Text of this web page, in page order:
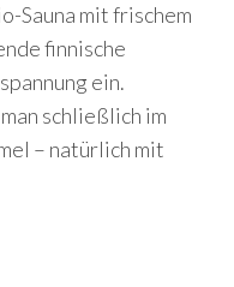
Sauna mit frischem
finnische
ein.
schließlich im
– natürlich mit